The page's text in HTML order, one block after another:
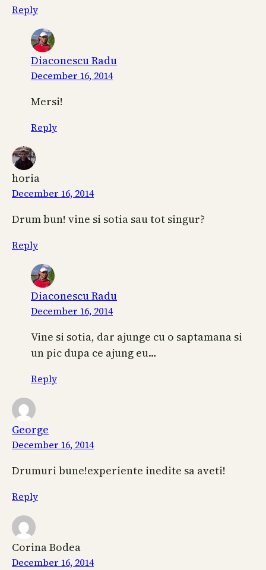
Reply
Diaconescu Radu
December 16, 2014
Mersi!
Reply
horia
December 16, 2014
Drum bun! vine si sotia sau tot singur?
Reply
Diaconescu Radu
December 16, 2014
Vine si sotia, dar ajunge cu o saptamana si
un pic dupa ce ajung eu…
Reply
George
December 16, 2014
Drumuri bune!experiente inedite sa aveti!
Reply
Corina Bodea
December 16, 2014